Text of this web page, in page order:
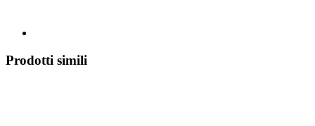
Prodotti simili